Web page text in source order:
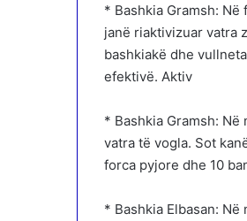
* Bashkia Gramsh:
janë riaktivizuar vatra
bashkiakë dhe
efektivë. Aktiv
* Bashkia Gramsh:
vatra të vogla. Sot
forca pyjore dhe 10
* Bashkia Elbasan: